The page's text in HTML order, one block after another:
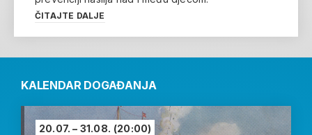
ČITAJTE DALJE
KALENDAR DOGAĐANJA
20.07. – 31.08. (20:00)